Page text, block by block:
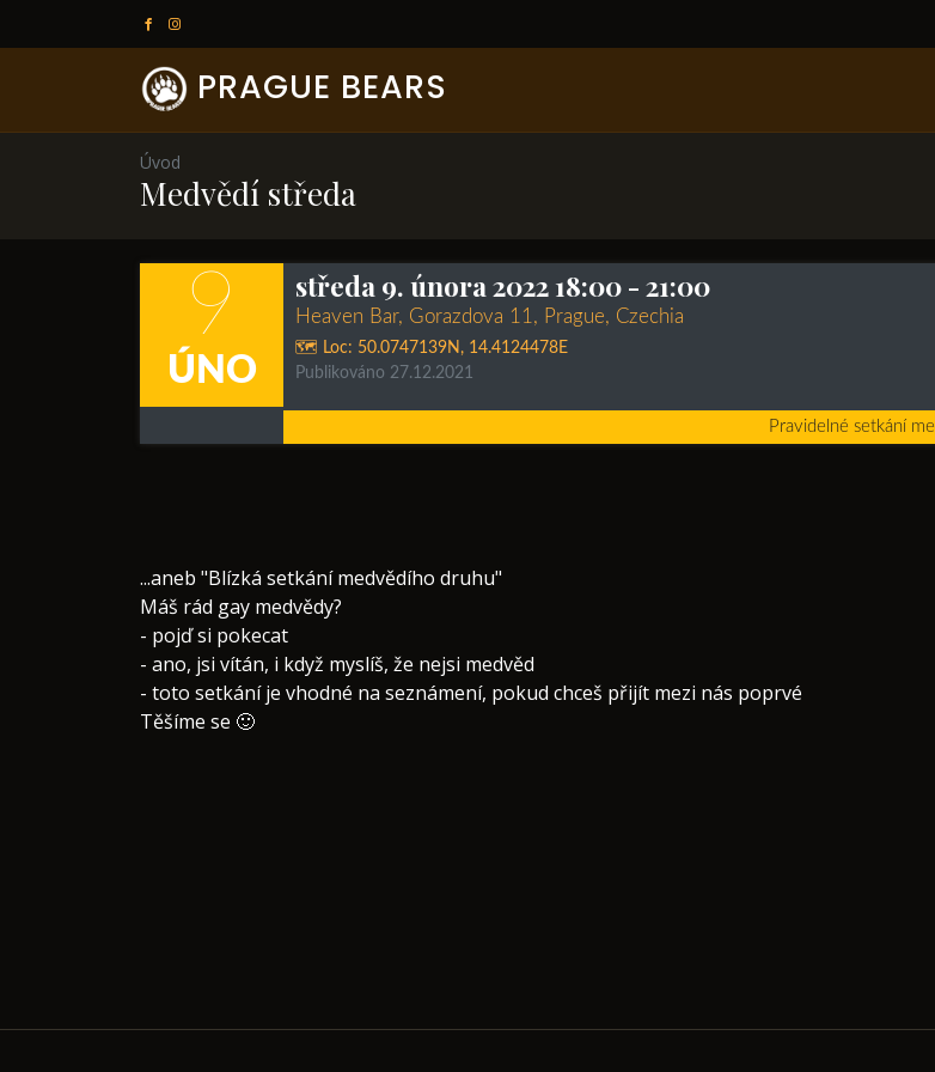
PRAGUE BEARS
Úvod
Medvědí středa
9
ÚNO
Pravidelné setkání
středa 9. února 2022 18:00- 21:00
Heaven Bar, Gorazdova 11, Prague, Czechia
🗺️ Loc: 50.0747139N , 14.4124478E
Publikováno 27.12.2021
​...aneb "Blízká setkání medvědího druhu"
Máš rád gay medvědy?
- pojď si pokecat
- ano, jsi vítán, i když myslíš, že nejsi medvěd
- toto setkání je vhodné na seznámení, pokud chceš přijít mezi nás poprvé
Těšíme se 🙂